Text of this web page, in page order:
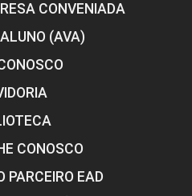
CONVENIADA
(AVA)
CONOSCO
PARCEIRO EAD